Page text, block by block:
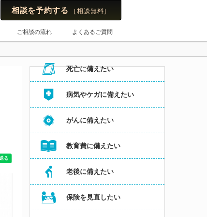
相談を予約する ［相談無料］
ご相談の流れ よくあるご質問
保険のはてな
死亡に備えたい
病気やケガに備えたい
がんに備えたい
教育費に備えたい
老後に備えたい
保険を見直したい